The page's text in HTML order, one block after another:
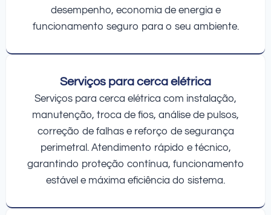
desempenho, economia de energia e
funcionamento seguro para o seu ambiente.
Serviços para cerca elétrica
Serviços para cerca elétrica com instalação,
manutenção, troca de fios, análise de pulsos,
correção de falhas e reforço de segurança
perimetral. Atendimento rápido e técnico,
garantindo proteção contínua, funcionamento
estável e máxima eficiência do sistema.